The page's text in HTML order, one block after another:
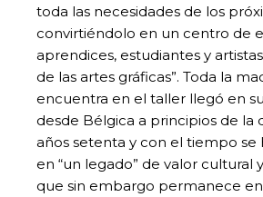
toda las necesidades de los
convirtiéndolo en un centro de
aprendices, estudiantes y
de las artes gráficas”. Toda la
encuentra en el taller llegó en
desde Bélgica a principios de la
años setenta y con el tiempo se
en “un legado” de valor cultural
que sin embargo permanece